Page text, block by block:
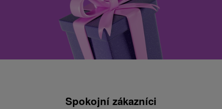
Spokojní zákazníci